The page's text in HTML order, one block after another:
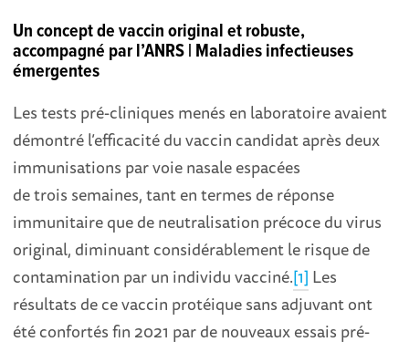
Un concept de vaccin original et robuste,
accompagné par l’ANRS | Maladies infectieuses
émergentes
Les tests pré-cliniques menés en laboratoire avaient
démontré l’efficacité du vaccin candidat après deux
immunisations par voie nasale espacées
de trois semaines, tant en termes de réponse
immunitaire que de neutralisation précoce du virus
original, diminuant considérablement le risque de
contamination par un individu vacciné.[1] Les
résultats de ce vaccin protéique sans adjuvant ont
été confortés fin 2021 par de nouveaux essais pré-